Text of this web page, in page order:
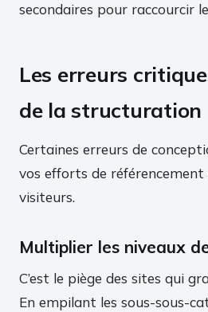
secondaires pour raccourcir
Les erreurs
de la structuration
Certaines erreurs de
vos efforts de
visiteurs.
Multiplier les niveaux
C’est le piège des sites qui
En empilant les sous-sous-